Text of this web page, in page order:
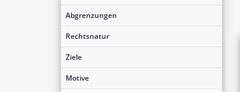
Abgrenzungen
Rechtsnatur
Ziele
Motive